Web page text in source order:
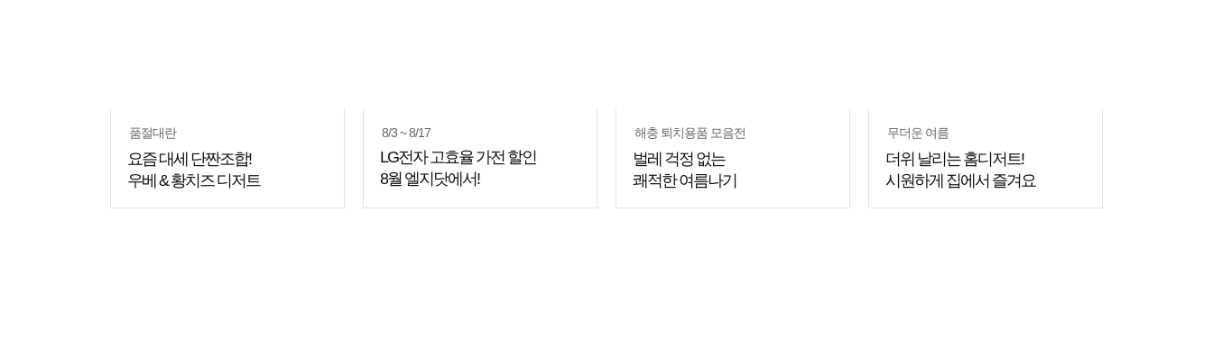
품절대란
요즘 대세 단짠조합!
우베 & 황치즈 디저트
8/3 ~ 8/17
LG전자 고효율 가전 할인
8월 엘지닷에서!
해충 퇴치용품 모음전
벌레 걱정 없는
쾌적한 여름나기
무더운 여름
더위 날리는 홈디저트!
시원하게 집에서 즐겨요